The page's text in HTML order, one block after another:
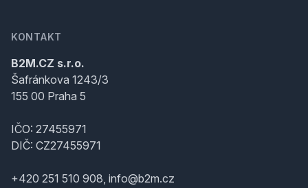
KONTAKT
B2M.CZ s.r.o.
Šafránkova 1243/3
155 00 Praha 5
IČO: 27455971
DIČ: CZ27455971
+420 251 510 908, info@b2m.cz